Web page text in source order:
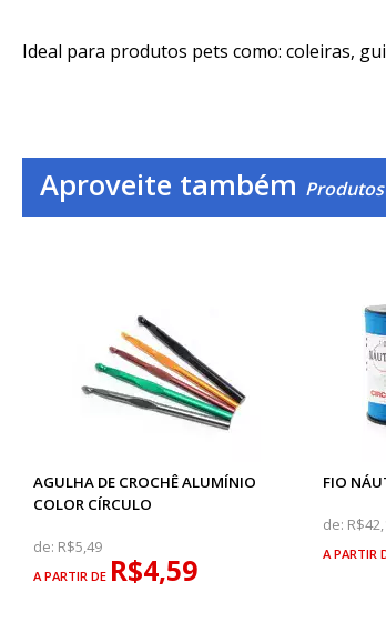
Ideal para produtos pets como: coleiras,
Aproveite também Produtos
AGULHA DE CROCHÊ ALUMÍNIO
COLOR CÍRCULO
de: R$5,49
A PARTIR DE R$4,59
FIO
de:
A PARTIR